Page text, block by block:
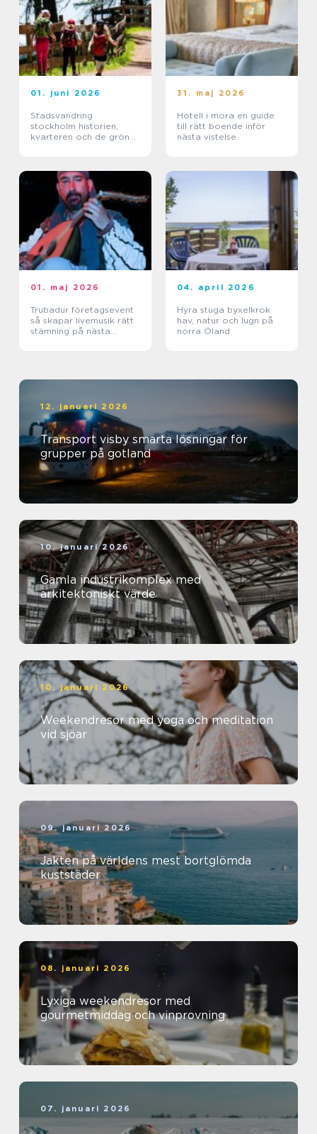
01. juni 2026
Stadsvandring
stockholm historien,
kvarteren och de gröna
31. maj 2026
Hotell i mora en guide
till rätt boende inför
nästa vistelse
01. maj 2026
Trubadur företagsevent
så skapar livemusik rätt
stämning på nästa
04. april 2026
Hyra stuga byxelkrok
hav, natur och lugn på
norra Öland
12. januari 2026
Transport visby smarta lösningar för
grupper på gotland
10. januari 2026
Gamla industrikomplex med
arkitektoniskt värde
10. januari 2026
Weekendresor med yoga och meditation
vid sjöar
09. januari 2026
Jakten på världens mest bortglömda
kuststäder
08. januari 2026
Lyxiga weekendresor med
gourmetmiddag och vinprovning
07. januari 2026